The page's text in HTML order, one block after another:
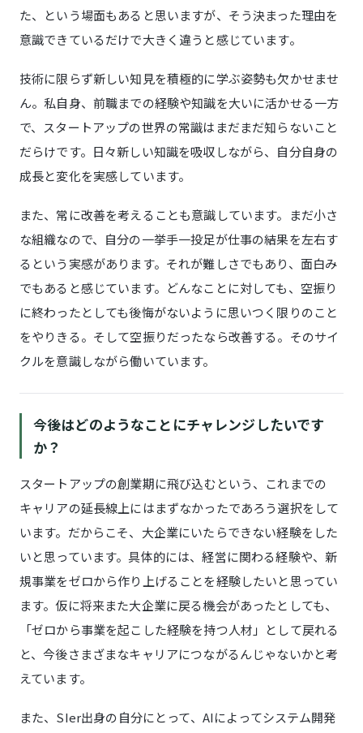
た、という場面もあると思いますが、そう決まった理由を
意識できているだけで大きく違うと感じています。
技術に限らず新しい知見を積極的に学ぶ姿勢も欠かせませ
ん。私自身、前職までの経験や知識を大いに活かせる一方
で、スタートアップの世界の常識はまだまだ知らないこと
だらけです。日々新しい知識を吸収しながら、自分自身の
成長と変化を実感しています。
また、常に改善を考えることも意識しています。まだ小さ
な組織なので、自分の一挙手一投足が仕事の結果を左右す
るという実感があります。それが難しさでもあり、面白み
でもあると感じています。どんなことに対しても、空振り
に終わったとしても後悔がないように思いつく限りのこと
をやりきる。そして空振りだったなら改善する。そのサイ
クルを意識しながら働いています。
今後はどのようなことにチャレンジしたいです
か？
スタートアップの創業期に飛び込むという、これまでの
キャリアの延長線上にはまずなかったであろう選択をして
います。だからこそ、大企業にいたらできない経験をした
いと思っています。具体的には、経営に関わる経験や、新
規事業をゼロから作り上げることを経験したいと思ってい
ます。仮に将来また大企業に戻る機会があったとしても、
「ゼロから事業を起こした経験を持つ人材」として戻れる
と、今後さまざまなキャリアにつながるんじゃないかと考
えています。
また、SIer出身の自分にとって、AIによってシステム開発